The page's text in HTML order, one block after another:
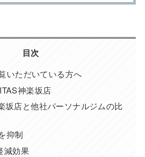
目次
いただいている方へ
神楽坂店
坂店と他社パーソナルジムの比
抑制
減効果